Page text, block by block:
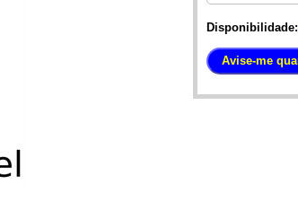
Disponibilidade: